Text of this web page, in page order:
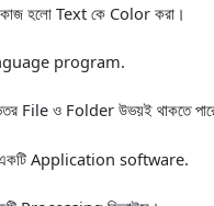
হলো Text কে Color করা।
program.
File ও Folder উভয়ই থাকতে
Application software.